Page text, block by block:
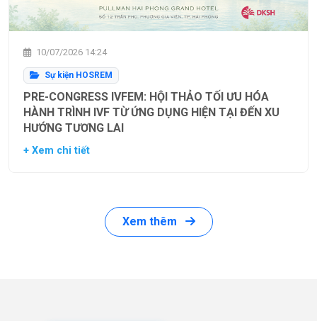
10/07/2026 14:24
Sự kiện HOSREM
PRE-CONGRESS IVFEM: HỘI THẢO TỐI ƯU HÓA
HÀNH TRÌNH IVF TỪ ỨNG DỤNG HIỆN TẠI ĐẾN XU
HƯỚNG TƯƠNG LAI
+ Xem chi tiết
Xem thêm